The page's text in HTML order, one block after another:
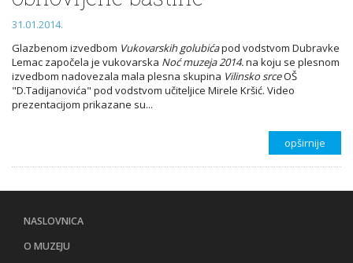
31.01.2014.
Glazbenom izvedbom Vukovarskih golubićapod vodstvom Dubravke
Lemac započela je vukovarska Noć muzeja 2014.na koju se plesnom
izvedbom nadovezala mala plesna skupina Vilinsko srceOŠ
"D.Tadijanovića" pod vodstvom učiteljice Mirele Kršić. Video
prezentacijom prikazane su...
opširnije
NASLOVNICA
O MUZEJU